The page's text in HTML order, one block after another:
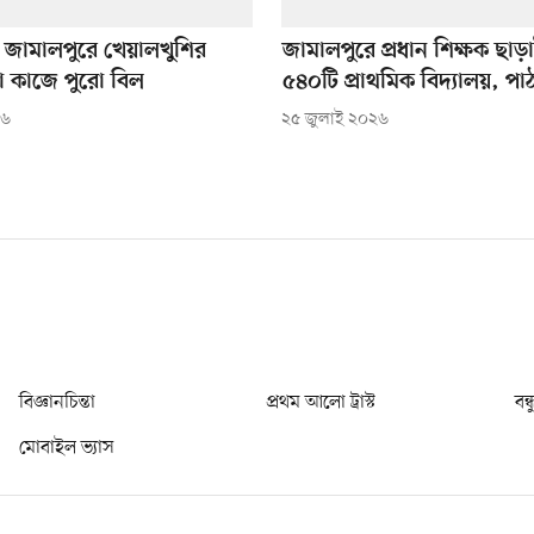
খেয়ালখুশির
কাজে পুরো বিল
জামালপুরে প্রধান শিক্ষক
৫৪০টি প্রাথমিক বিদ্যালয়,
২৫ জুলাই ২০২৬
বিজ্ঞানচিন্তা প্রথম আলো ট্রাস্ট
মোবাইল ভ্যাস